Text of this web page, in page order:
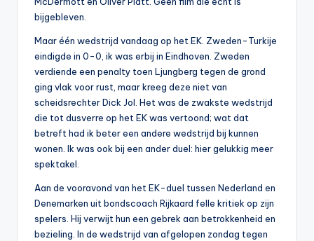
bijgebleven.
Maar één wedstrijd vandaag op het EK. Zweden-Turkije
eindigde in 0-0, ik was erbij in Eindhoven. Zweden
verdiende een penalty toen Ljungberg tegen de grond
ging vlak voor rust, maar kreeg deze niet van
scheidsrechter Dick Jol. Het was de zwakste wedstrijd
die tot dusverre op het EK was vertoond; wat dat
betreft had ik beter een andere wedstrijd bij kunnen
wonen. Ik was ook bij een ander duel: hier gelukkig meer
spektakel.
Aan de vooravond van het EK-duel tussen Nederland en
Denemarken uit bondscoach Rijkaard felle kritiek op zijn
spelers. Hij verwijt hun een gebrek aan betrokkenheid en
bezieling. In de wedstrijd van afgelopen zondag tegen